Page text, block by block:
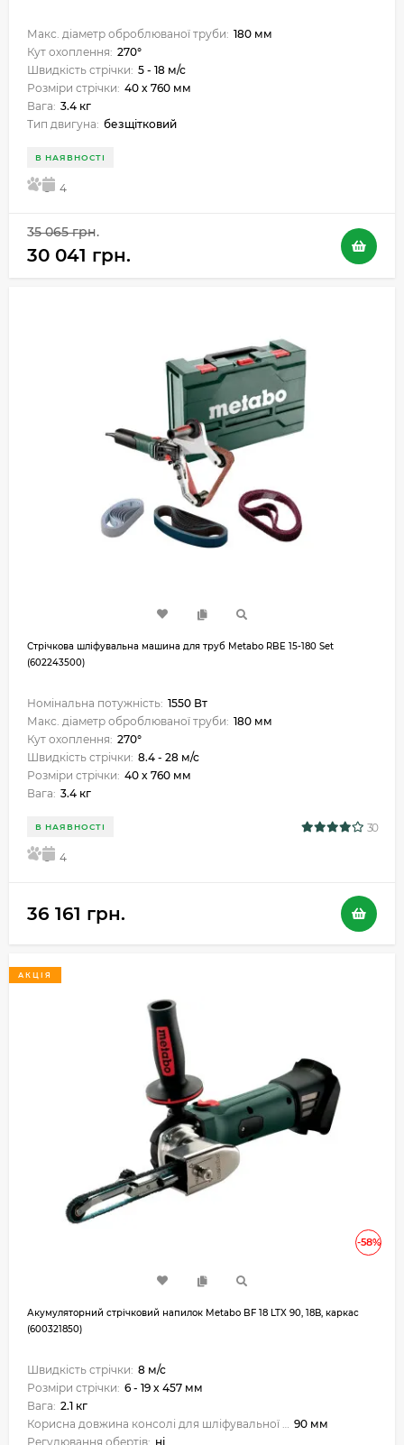
Макс. діаметр оброблюваної труби: 180 мм
Кут охоплення: 270°
Швидкість стрічки: 5 - 18 м/с
Розміри стрічки: 40 x 760 мм
Вага: 3.4 кг
Тип двигуна: безщітковий
В НАЯВНОСТІ
5 4
35 065 грн.
30 041 грн.
Стрічкова шліфувальна машина для труб Metabo RBE 15-180 Set
(602243500)
Номінальна потужність: 1550 Вт
Макс. діаметр оброблюваної труби: 180 мм
Кут охоплення: 270°
Швидкість стрічки: 8.4 - 28 м/с
Розміри стрічки: 40 x 760 мм
Вага: 3.4 кг
В НАЯВНОСТІ 30
5 4
36 161 грн.
-58%
АКЦІЯ
Акумуляторний стрічковий напилок Metabo BF 18 LTX 90, 18В, каркас
(600321850)
Швидкість стрічки: 8 м/с
Розміри стрічки: 6 - 19 x 457 мм
Вага: 2.1 кг
Корисна довжина консолі для шліфувальної стрічки: 90 мм
Регулювання обертів: ні